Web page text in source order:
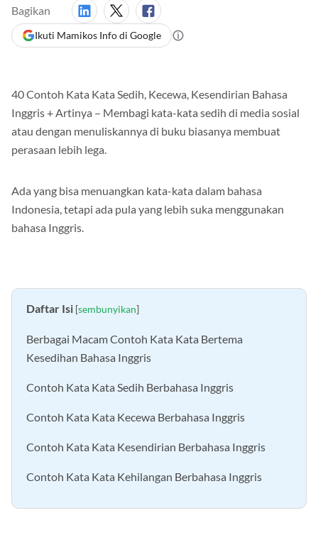
Bagikan
Ikuti Mamikos Info di Google
40 Contoh Kata Kata Sedih, Kecewa, Kesendirian Bahasa
Inggris + Artinya – Membagi kata-kata sedih di media sosial
atau dengan menuliskannya di buku biasanya membuat
perasaan lebih lega.
Ada yang bisa menuangkan kata-kata dalam bahasa
Indonesia, tetapi ada pula yang lebih suka menggunakan
bahasa Inggris.
Daftar Isi [sembunyikan]
Berbagai Macam Contoh Kata Kata Bertema
Kesedihan Bahasa Inggris
Contoh Kata Kata Sedih Berbahasa Inggris
Contoh Kata Kata Kecewa Berbahasa Inggris
Contoh Kata Kata Kesendirian Berbahasa Inggris
Contoh Kata Kata Kehilangan Berbahasa Inggris